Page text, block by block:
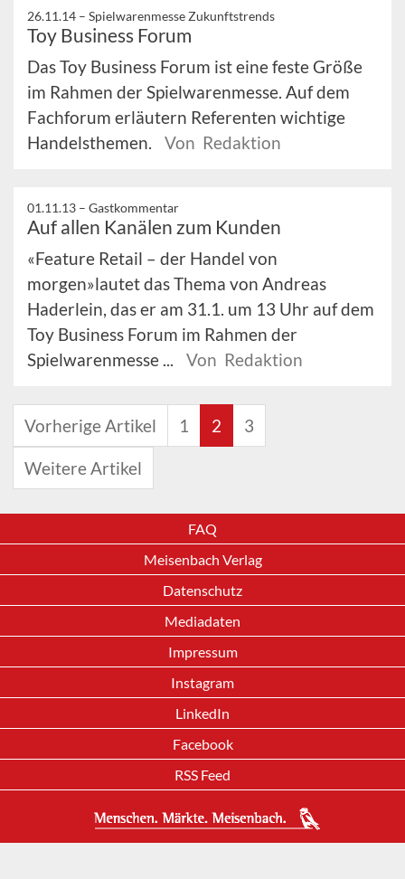
26.11.14 – Spielwarenmesse Zukunftstrends
Toy Business Forum
Das Toy Business Forum ist eine feste Größe
im Rahmen der Spielwarenmesse. Auf dem
Fachforum erläutern Referenten wichtige
Handelsthemen.
Von Redaktion
01.11.13 – Gastkommentar
Auf allen Kanälen zum Kunden
«Feature Retail – der Handel von
morgen»lautet das Thema von Andreas
Haderlein, das er am 31.1. um 13 Uhr auf dem
Toy Business Forum im Rahmen der
Spielwarenmesse ...
Von Redaktion
Vorherige Artikel 1 2 3
Weitere Artikel
FAQ
Meisenbach Verlag
Datenschutz
Mediadaten
Impressum
Instagram
LinkedIn
Facebook
RSS Feed